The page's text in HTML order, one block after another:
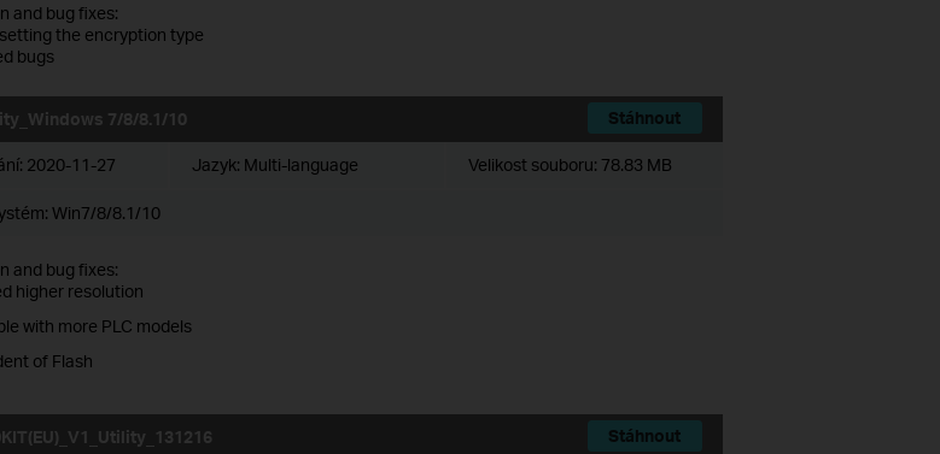
and bug fixes:
the encryption type
bugs
7/8/8.1/10 Stáhnout
2020-11-27 Jazyk: Multi-language Velikost souboru: 78.83 MB
Win7/8/8.1/10
and bug fixes:
higher resolution
with more PLC models
of Flash
Stáhnout